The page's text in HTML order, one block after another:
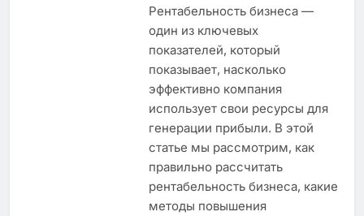
Рентабельность бизнеса —
один из ключевых
показателей, который
показывает, насколько
эффективно компания
использует свои ресурсы для
генерации прибыли. В этой
статье мы рассмотрим, как
правильно рассчитать
рентабельность бизнеса, какие
методы повышения